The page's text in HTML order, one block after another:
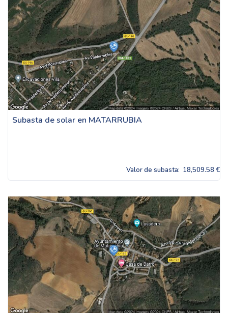
Subasta de solar en MATARRUBIA
Valor de subasta: 18,509.58 €